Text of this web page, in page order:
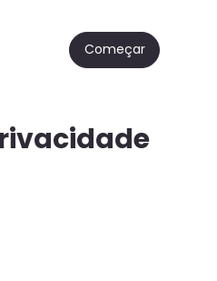
Começar